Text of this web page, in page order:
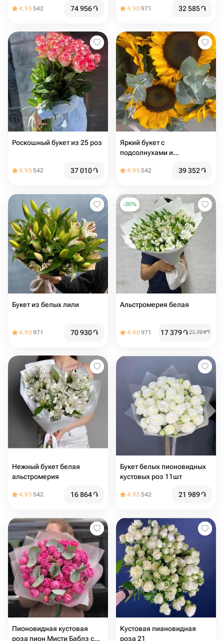
4.95542 74 956֏ 4.90971 32 585֏
Роскошный букет из 25 роз
4.95542 37 010֏
Яркий букет с
подсолнухами и
4.95542 39 352֏
Букет из белых лили
4.90971 70 930֏
-20%
Альстромерия белая
4.90971 17 379֏21 724֏
Нежный букет белая
альстромерия
4.95542 16 864֏
Букет белых пионовидных
кустовых роз 11шт
4.95542 21 989֏
Пионовидная кустовая
роза пион Мисти Баблз с
Кустовая пиановидная
роза 21